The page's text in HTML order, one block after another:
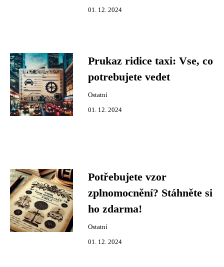
01. 12. 2024
Prukaz ridice taxi: Vse, co
potrebujete vedet
Ostatní
01. 12. 2024
Potřebujete vzor
zplnomocnění? Stáhněte si
ho zdarma!
Ostatní
01. 12. 2024